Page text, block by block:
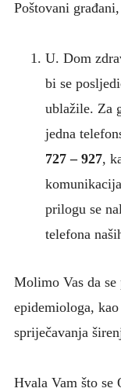
Poštovani građani,
U. Dom
bi se
ublažile. Za
jedna
727 – 927,
prilogu se
telefona
Molimo Vas da
epidemiologa,
spriječavanja
Hvala Vam što se